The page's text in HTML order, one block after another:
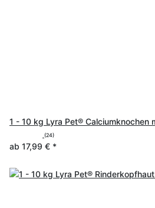
1 - 10 kg Lyra Pet® Calciumknochen
(24)
ab 17,99 € *